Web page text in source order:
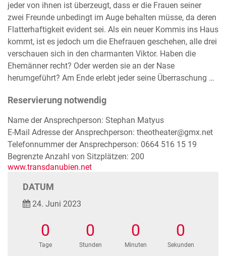
jeder von ihnen ist überzeugt, dass er die Frauen seiner
zwei Freunde unbedingt im Auge behalten müsse, da deren
Flatterhaftigkeit evident sei. Als ein neuer Kommis ins Haus
kommt, ist es jedoch um die Ehefrauen geschehen, alle drei
verschauen sich in den charmanten Viktor. Haben die
Ehemänner recht? Oder werden sie an der Nase
herumgeführt? Am Ende erlebt jeder seine Überraschung …
Reservierung notwendig
Name der Ansprechperson: Stephan Matyus
E-Mail Adresse der Ansprechperson: theotheater@gmx.net
Telefonnummer der Ansprechperson: 0664 516 15 19
Begrenzte Anzahl von Sitzplätzen: 200
www.transdanubien.net
DATUM
24. Juni 2023
0
Tage
0
Stunden
0
Minuten
0
Sekunden